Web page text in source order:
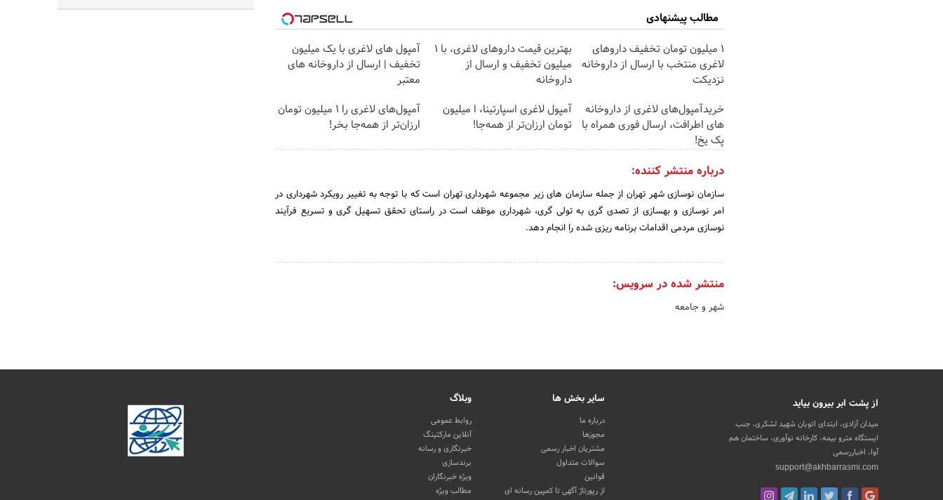
مطالب پیشنهادی
۱ میلیون تومان تخفیف داروهای
لاغری منتخب با ارسال از داروخانه
نزدیکت
بهترین قیمت داروهای لاغری، با ۱
میلیون تخفیف و ارسال از
داروخانه‌
آمپول های لاغری با یک میلیون
تخفیف | ارسال از داروخانه های
معتبر
خریدآمپول‌های لاغری از داروخانه
های اطرافت، ارسال فوری همراه با
پک یخ!
آمپول لاغری اسپارتینا، ا میلیون
تومان ارزان‌تر از همه‌جا!
آمپول‌های لاغری را ۱ میلیون تومان
ارزان‌تر از همه‌جا بخر!
درباره منتشر کننده:
سازمان نوسازی شهر تهران از جمله سازمان های زیر مجموعه شهرداری تهران است که با توجه به تغییر رویکرد شهرداری در
امر نوسازی و بهسازی از تصدی گری به تولی گری، شهرداری موظف است در راستای تحقق تسهیل گری و تسریع فرآیند
نوسازی مردمی اقدامات برنامه ریزی شده را انجام دهد.
منتشر شده در سرویس:
شهر و جامعه
از پشت ابر بیرون بیاید
میدان آزادی، ابتدای اتوبان شهید لشکری، جنب
ایستگاه مترو بیمه، کارخانه نوآوری، ساختمان هم
آوا، اخباررسمی
support@akhbarrasmi.com
سایر بخش ها
درباره ما
مجوزها
مشتریان اخبار رسمی
سوالات متداول
قوانین
از رپورتاژ آگهی تا کمپین رسانه ای
وبلاگ
روابط عمومی
آنلاین مارکتینگ
خبرنگاری و رسانه
برندسازی
ویژه خبرنگاران
مطالب ویژه